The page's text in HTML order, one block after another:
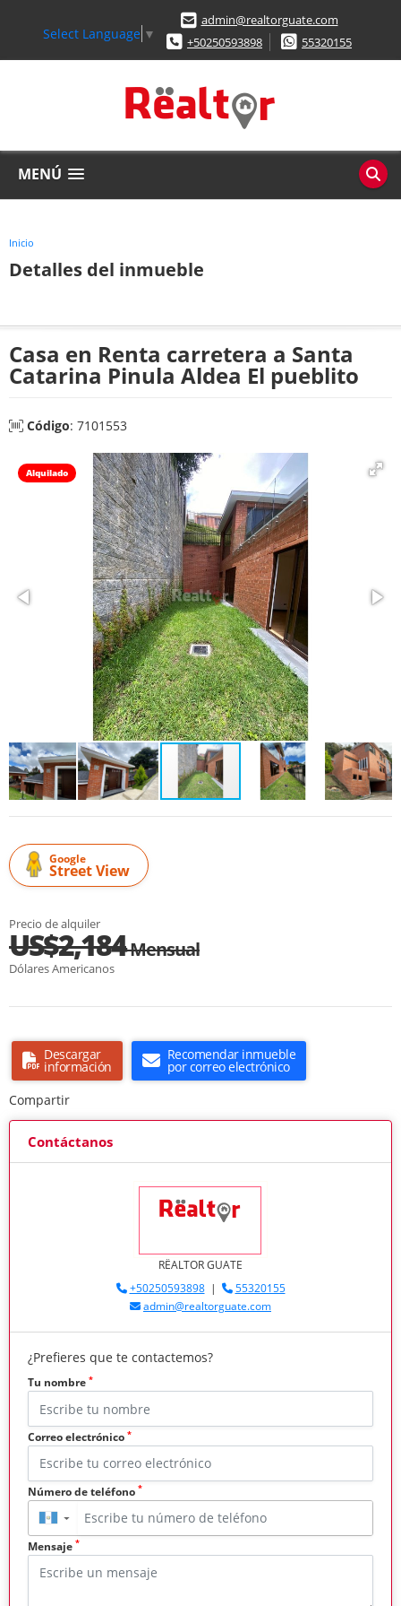
Select Language ▼
admin@realtorguate.com
+50250593898
55320155
MENÚ
Inicio
Detalles del inmueble
Casa en Renta carretera a Santa
Catarina Pinula Aldea El pueblito
Código: 7101553
Alquilado
Google
Street View
Precio de alquiler
US$2,184Mensual
Dólares Americanos
Descargar
información
Recomendar inmueble
por correo electrónico
Compartir
Contáctanos
RËALTOR GUATE
+50250593898|
55320155
admin@realtorguate.com
¿Prefieres que te contactemos?
Tu nombre *
Correo electrónico *
Número de teléfono *
▼
Mensaje *